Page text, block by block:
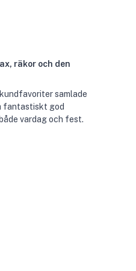
räkor och den
samlade
fantastiskt god
vardag och fest.